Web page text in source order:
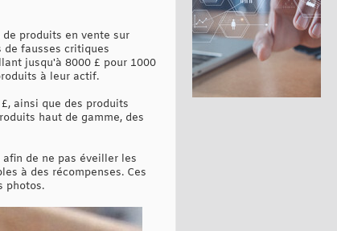
produits en vente sur
de fausses critiques
jusqu'à 8000 £ pour 1000
à leur actif.
ainsi que des produits
haut de gamme, des
de ne pas éveiller les
à des récompenses. Ces
photos.